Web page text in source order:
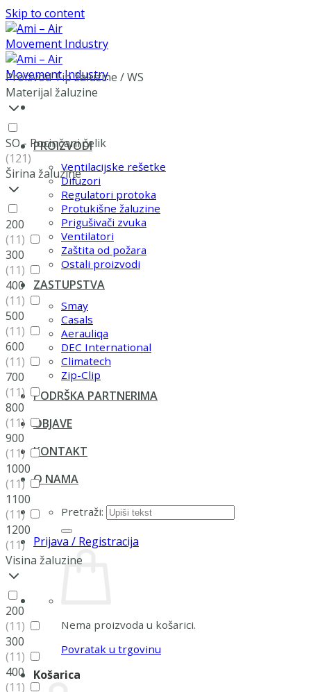
Skip to content
PROIZVODI
Ventilacijske rešetke
Difuzori
Regulatori protoka
Protukišne žaluzine
Prigušivači zvuka
Ventilatori
Zaštita od požara
Ostali proizvodi
ZASTUPSTVA
Smay
Casals
Aerauliqa
DEC International
Climatech
Zip-Clip
PODRŠKA PARTNERIMA
OBJAVE
KONTAKT
O NAMA
Pretraži:
Prijava / Registracija
Nema proizvoda u košarici.
Povratak u trgovinu
Košarica
Proizvod Tip žaluzine /WS
Materijal žaluzine
SO - Pocinčani čelik
(121)
Širina žaluzine
200
(11)
300
(11)
400
(11)
500
(11)
600
(11)
700
(11)
800
(11)
900
(11)
1000
(11)
1100
(11)
1200
(11)
Visina žaluzine
200
(11)
300
(11)
400
(11)